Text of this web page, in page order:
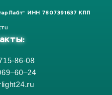
ИНН 7807391637 КПП
86-08